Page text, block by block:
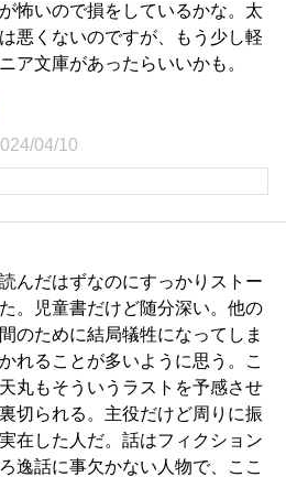
怖いので損をしているかな。太
悪くないのですが、もう少し軽
ア文庫があったらいいかも。
04/10
んだはずなのにすっかりストー
。児童書だけど随分深い。他の
のために結局犠牲になってしま
れることが多いように思う。こ
丸もそういうラストを予感させ
切られる。主役だけど周りに振
在した人だ。話はフィクション
逸話に事欠かない人物で、ここ